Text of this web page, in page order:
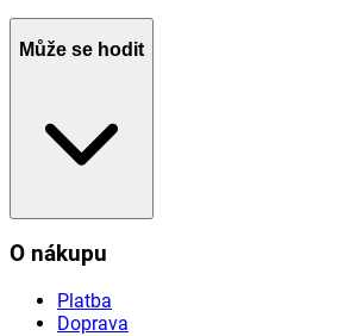
Může se hodit
O nákupu
Platba
Doprava